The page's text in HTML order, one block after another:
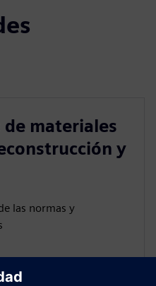
de materiales
y
las normas y